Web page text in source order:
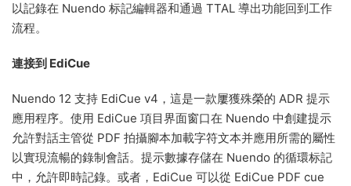
以記錄在 Nuendo 标記編輯器和通過 TTAL 導出功能回到工作
流程。
連接到 EdiCue
Nuendo 12 支持 EdiCue v4，這是一款屢獲殊榮的 ADR 提示
應用程序。使用 EdiCue 項目界面窗口在 Nuendo 中創建提示
允許對話主管從 PDF 拍攝腳本加載字符文本并應用所需的屬性
以實現流暢的錄制會話。提示數據存儲在 Nuendo 的循環标記
中，允許即時記錄。或者，EdiCue 可以從 EdiCue PDF cue